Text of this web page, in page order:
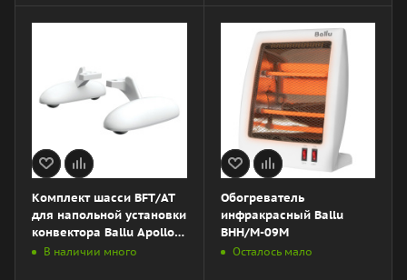
Комплект шасси BFT/AT
для напольной установки
конвектора Ballu Apollo
Transformer
В наличии много
Обогреватель
инфракрасный Ballu
BHH/M-09M
Осталось мало